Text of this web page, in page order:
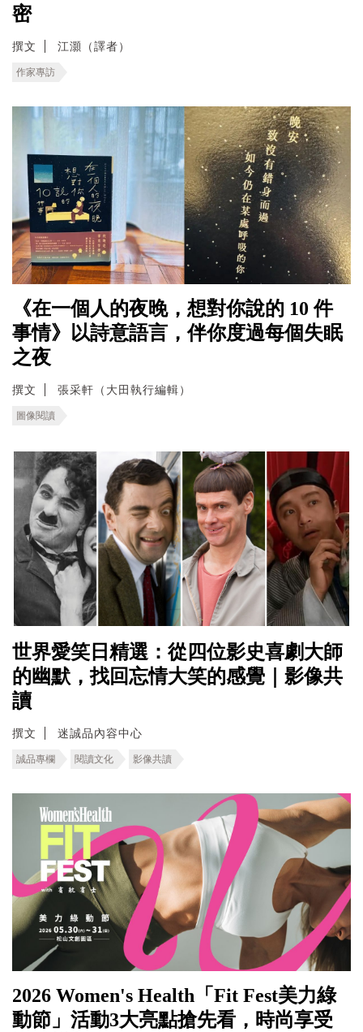
密
撰文 江灝（譯者）
作家專訪
《在一個人的夜晚，想對你說的 10 件
事情》以詩意語言，伴你度過每個失眠
之夜
撰文 張采軒（大田執行編輯）
圖像閱讀
世界愛笑日精選：從四位影史喜劇大師
的幽默，找回忘情大笑的感覺｜影像共
讀
撰文 迷誠品內容中心
誠品專欄 閱讀文化 影像共讀
2026 Women's Health「Fit Fest美力綠
動節」活動3大亮點搶先看，時尚享受